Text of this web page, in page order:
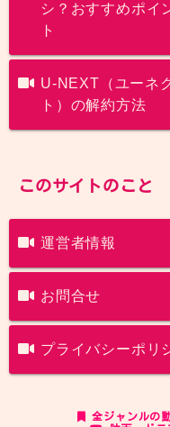
シ？おすすめポイ
ト
U-NEXT（ユーネ
ト）の解約方法
このサイトのこと
運営者情報
お問合せ
プライバシーポリ
全ジャンルの